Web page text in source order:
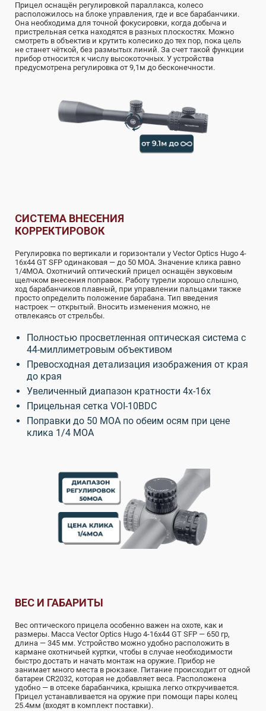
Прицел оснащён регулировкой параллакса, колесо
расположилось на блоке управления, где и все барабанчики.
Она необходима для точной фокусировки, когда добыча и
пристрельная сетка находятся в разных плоскостях. Можно
смотреть в объектив и крутить колесико до тех пор, пока цель
не станет чёткой, без размытых линий. За счет такой функции
прибор относится к числу высокоточных. У устройства
предусмотрена регулировка от 9,1м до бесконечности.
СИСТЕМА ВНЕСЕНИЯ
КОРРЕКТИРОВОК
Регулировка по вертикали и горизонтали у Vector Optics Hugo 4-
16x44 GT SFP одинаковая — до 50 МОА. Значение клика равно
1/4МОА. Охотничий оптический прицел оснащён звуковым
щелчком внесения поправок. Работу турели хорошо слышно,
ход барабанчиков плавный, при управлении пальцами также
просто определить положение барабана. Тип введения
настроек — открытый. Вносить изменения можно, не
отвлекаясь от стрельбы.
Полностью просветленная оптическая система с
44-миллиметровым объективом
Превосходная детализация изображения от края
до края
Увеличенный диапазон кратности 4х-16х
Прицельная сетка VOI-10BDC
Поправки до 50 МОА по обеим осям при цене
клика 1/4 MOA
ВЕС И ГАБАРИТЫ
Вес оптического прицела особенно важен на охоте, как и
размеры. Масса Vector Optics Hugo 4-16x44 GT SFP — 650 гр,
длина — 345 мм. Устройство можно удобно расположить в
кармане охотничьей куртки, чтобы в случае необходимости
быстро достать и начать монтаж на оружие. Прибор не
занимает много места в рюкзаке. Питание происходит от одной
батареи CR2032, которая не добавляет веса. Расположена
удобно — в отсеке барабанчика, крышка легко откручивается.
Прицел устанавливается на оружие при помощи пары колец
25.4мм (входят в комплект поставки).